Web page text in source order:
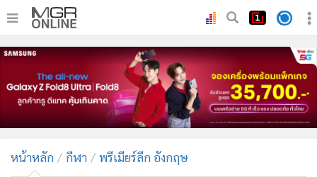
• หน้าหลัก
ทันเหตุการณ์
ภาคใต้
• ภูมิภาค
• บันเทิง
หน้าหลัก กีฬา พรีเมียร์ลีก อังกฤษ